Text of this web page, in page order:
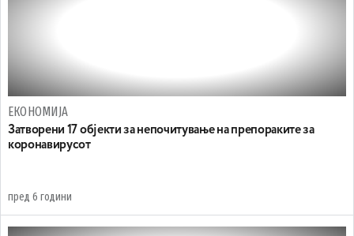
ЕКОНОМИЈА
Затворени 17 објекти за непочитување на препораките за
коронавирусот
пред 6 години